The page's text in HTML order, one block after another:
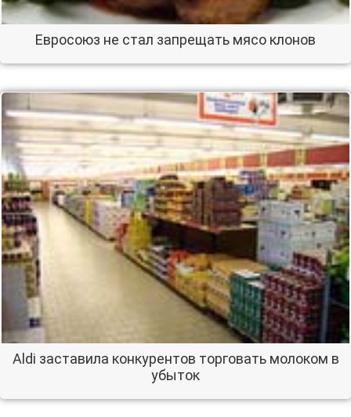
Евросоюз не стал запрещать мясо клонов
Aldi заставила конкурентов торговать молоком в
убыток